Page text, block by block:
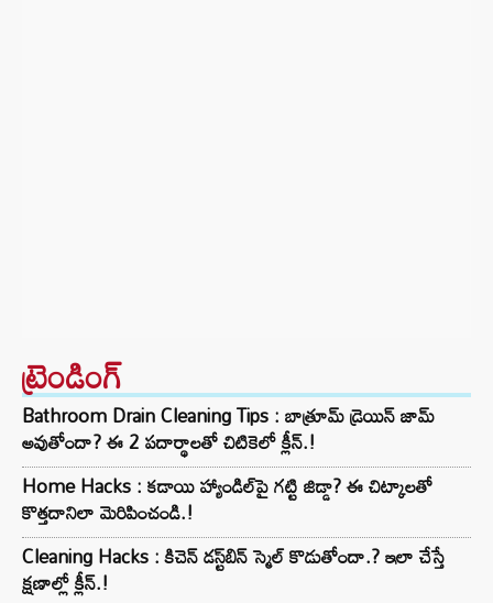
ట్రెండింగ్‌
Bathroom Drain Cleaning Tips : బాత్రూమ్ డ్రెయిన్ జామ్
అవుతోందా? ఈ 2 పదార్థాలతో చిటికెలో క్లీన్.!
Home Hacks : కడాయి హ్యాండిల్‌పై గట్టి జిడ్డా? ఈ చిట్కాలతో
కొత్తదానిలా మెరిపించండి.!
Cleaning Hacks : కిచెన్ డస్ట్‌బిన్ స్మెల్ కొడుతోందా.? ఇలా చేస్తే
క్షణాల్లో క్లీన్.!